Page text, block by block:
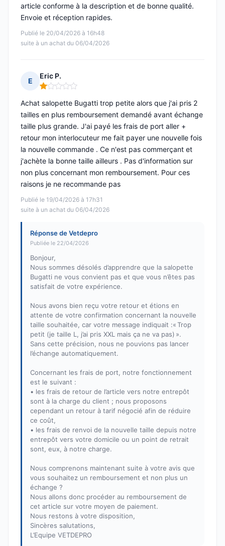
Publié le 20/04/2026 à 16h48
suite à un achat du 06/04/2026
article conforme à la description et de bonne qualité.
Envoie et réception rapides.
E
Eric P.
Note : 1 sur 5
Publié le 19/04/2026 à 17h31
suite à un achat du 06/04/2026
Achat salopette Bugatti trop petite alors que j'ai pris 2
tailles en plus remboursement demandé avant échange
taille plus grande. J'ai payé les frais de port aller +
retour mon interlocuteur me fait payer une nouvelle fois
la nouvelle commande . Ce n'est pas commerçant et
j'achète la bonne taille ailleurs . Pas d'information sur
non plus concernant mon remboursement. Pour ces
raisons je ne recommande pas
Réponse de Vetdepro
Publiée le 22/04/2026
Bonjour,
Nous sommes désolés d’apprendre que la salopette
Bugatti ne vous convient pas et que vous n’êtes pas
satisfait de votre expérience.
Nous avons bien reçu votre retour et étions en
attente de votre confirmation concernant la nouvelle
taille souhaitée, car votre message indiquait :« Trop
petit (je taille L, j’ai pris XXL mais ça ne va pas) ».
Sans cette précision, nous ne pouvions pas lancer
l’échange automatiquement.
Concernant les frais de port, notre fonctionnement
est le suivant :
• les frais de retour de l’article vers notre entrepôt
sont à la charge du client ; nous proposons
cependant un retour à tarif négocié afin de réduire
ce coût,
• les frais de renvoi de la nouvelle taille depuis notre
entrepôt vers votre domicile ou un point de retrait
sont, eux, à notre charge.
Nous comprenons maintenant suite à votre avis que
vous souhaitez un remboursement et non plus un
échange ?
Nous allons donc procéder au remboursement de
cet article sur votre moyen de paiement.
Nous restons à votre disposition,
Sincères salutations,
L’Equipe VETDEPRO